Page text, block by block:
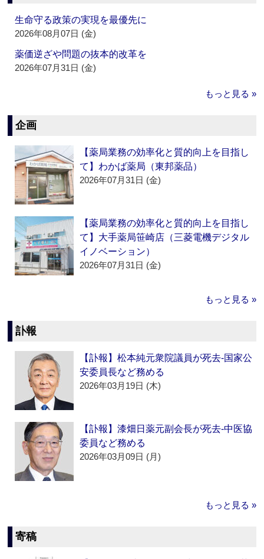
生命守る政策の実現を最優先に
2026年08月07日 (金)
薬価逆ざや問題の抜本的改革を
2026年07月31日 (金)
もっと見る »
企画
【薬局業務の効率化と質的向上を目指し
て】わかば薬局（東邦薬品）
2026年07月31日 (金)
【薬局業務の効率化と質的向上を目指し
て】大手薬局笹崎店（三菱電機デジタル
イノベーション）
2026年07月31日 (金)
もっと見る »
訃報
【訃報】松本純元衆院議員が死去‐国家公
安委員長など務める
2026年03月19日 (木)
【訃報】漆畑日薬元副会長が死去‐中医協
委員など務める
2026年03月09日 (月)
もっと見る »
寄稿